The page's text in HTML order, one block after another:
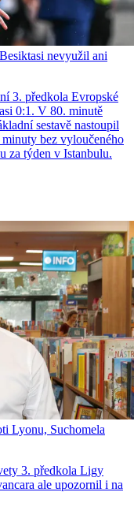
nevyužil ani
3. předkola Evropské
0:1. V 80. minutě
sestavě nastoupil
bez vyloučeného
za týden v Istanbulu.
Lyonu, Suchomela
3. předkola Ligy
ale upozornil i na